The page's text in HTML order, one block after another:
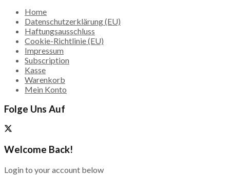
Home
Datenschutzerklärung (EU)
Haftungsausschluss
Cookie-Richtlinie (EU)
Impressum
Subscription
Kasse
Warenkorb
Mein Konto
Folge Uns Auf
Welcome Back!
Login to your account below